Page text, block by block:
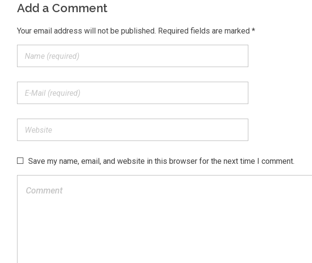
Add a Comment
Your email address will not be published. Required fields are marked *
Save my name, email, and website in this browser for the next time I comment.